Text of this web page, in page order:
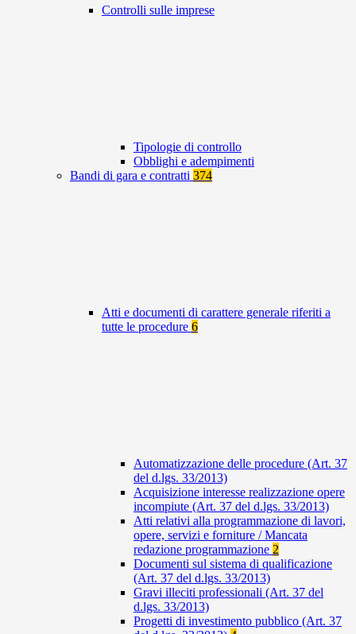
Controlli sulle imprese
Tipologie di controllo
Obblighi e adempimenti
Bandi di gara e contratti 374
Atti e documenti di carattere generale riferiti a
tutte le procedure 6
Automatizzazione delle procedure (Art. 37
del d.lgs. 33/2013)
Acquisizione interesse realizzazione opere
incompiute (Art. 37 del d.lgs. 33/2013)
Atti relativi alla programmazione di lavori,
opere, servizi e forniture / Mancata
redazione programmazione 2
Documenti sul sistema di qualificazione
(Art. 37 del d.lgs. 33/2013)
Gravi illeciti professionali (Art. 37 del
d.lgs. 33/2013)
Progetti di investimento pubblico (Art. 37